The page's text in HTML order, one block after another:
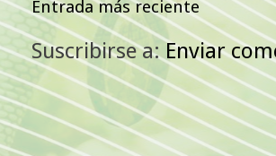
Entrada más reciente
Suscribirse a:Enviar